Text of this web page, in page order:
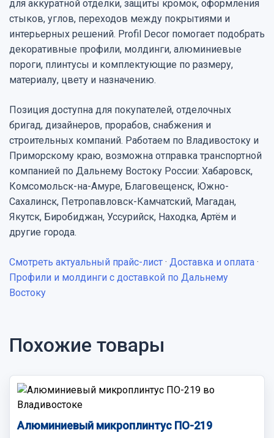
для аккуратной отделки, защиты кромок, оформления
стыков, углов, переходов между покрытиями и
интерьерных решений. Profil Decor помогает подобрать
декоративные профили, молдинги, алюминиевые
пороги, плинтусы и комплектующие по размеру,
материалу, цвету и назначению.
Позиция доступна для покупателей, отделочных
бригад, дизайнеров, прорабов, снабжения и
строительных компаний. Работаем по Владивостоку и
Приморскому краю, возможна отправка транспортной
компанией по Дальнему Востоку России: Хабаровск,
Комсомольск-на-Амуре, Благовещенск, Южно-
Сахалинск, Петропавловск-Камчатский, Магадан,
Якутск, Биробиджан, Уссурийск, Находка, Артём и
другие города.
Смотреть актуальный прайс-лист · Доставка и оплата ·
Профили и молдинги с доставкой по Дальнему
Востоку
Похожие товары
Алюминиевый микроплинтус ПО-219